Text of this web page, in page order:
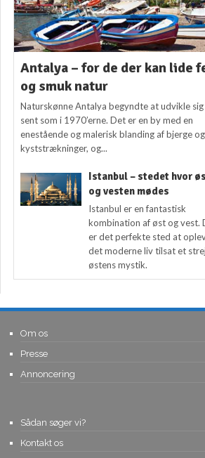
Antalya – for de der kan lide
og smuk natur
Naturskønne Antalya begyndte at udvikle sig
sent som i 1970’erne. Det er en by med en
enestående og malerisk blanding af bjerge og
kyststrækninger, og...
Istanbul – stedet hvor
og vesten mødes
Istanbul er en fantastisk
kombination af øst og vest.
er det perfekte sted at
det moderne liv tilsat et
østens mystik.
Om os
Presse
Annoncering
Sådan søger vi?
Kontakt os